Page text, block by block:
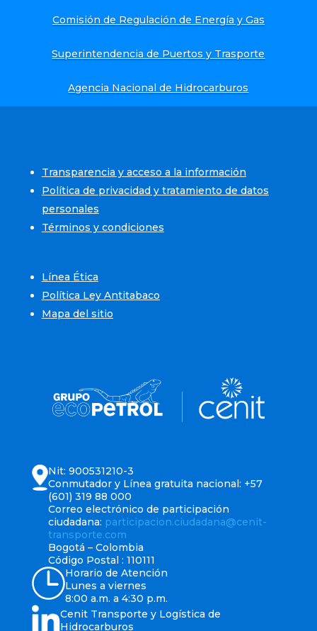
Comisión de Regulación de Energía y Gas
Superintendencia de Puertos y Trasporte
Agencia Nacional de Hidrocarburos
Transparencia y acceso a la información
Política de privacidad y tratamiento de datos
personales
Términos y condiciones
Línea Ética
Política Ley Antitabaco
Mapa del sitio
Nit: 900531210-3
Conmutador y Línea gratuita nacional: +57
(601) 319 88 000
Correo electrónico de participación
ciudadana: participacion.ciudadana@cenit-
transporte.com
Bogotá – Colombia
Código Postal : 110111
Horario de Atención
Lunes a viernes
8:00 a.m. a 4:30 p.m.
Cenit Transporte y Logística de
Hidrocarburos